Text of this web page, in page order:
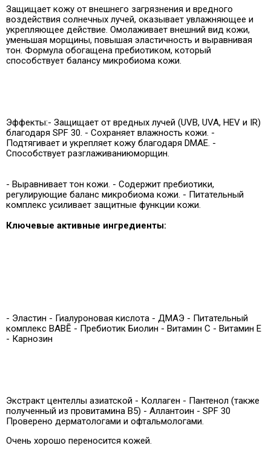
Защищает кожу от внешнего загрязнения и вредного
воздействия солнечных лучей, оказывает увлажняющее и
укрепляющее действие. Омолаживает внешний вид кожи,
уменьшая морщины, повышая эластичность и выравнивая
тон. Формула обогащена пребиотиком, который
способствует балансу микробиома кожи.
Эффекты:- Защищает от вредных лучей (UVB, UVA, HEV и IR)
благодаря SPF 30. - Сохраняет влажность кожи. -
Подтягивает и укрепляет кожу благодаря DMAE. -
Способствует разглаживаниюморщин.
- Выравнивает тон кожи. - Содержит пребиотики,
регулирующие баланс микробиома кожи. - Питательный
комплекс усиливает защитные функции кожи.
Ключевые активные ингредиенты:
- Эластин - Гиалуроновая кислота - ДМАЭ - Питательный
комплекс BABĒ - Пребиотик Биолин - Витамин С - Витамин Е
- Карнозин
Экстракт центеллы азиатской - Коллаген - Пантенол (также
полученный из провитамина В5) - Аллантоин - SPF 30
Проверено дерматологами и офтальмологами.
Очень хорошо переносится кожей.